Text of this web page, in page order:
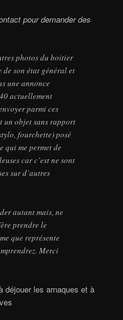
pour demander des
photos du boitier
son état général et
une annonce
actuellement
parmi ces
un objet sans rapport
fourchette) posé
qui me permet de
car c’est ne sont
sur d’autres
autant mais, ne
prendre le
que représente
Merci
déjouer les arnaques et à